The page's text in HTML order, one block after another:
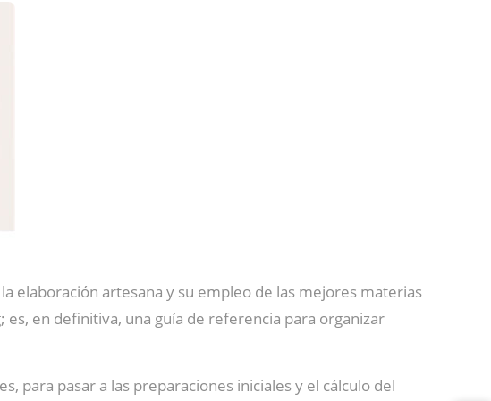
elaboración artesana y su empleo de las mejores materias
en definitiva, una guía de referencia para organizar
para pasar a las preparaciones iniciales y el cálculo del